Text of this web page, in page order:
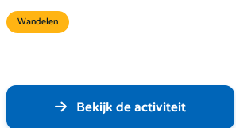
Wandelen
Bekijk de activiteit